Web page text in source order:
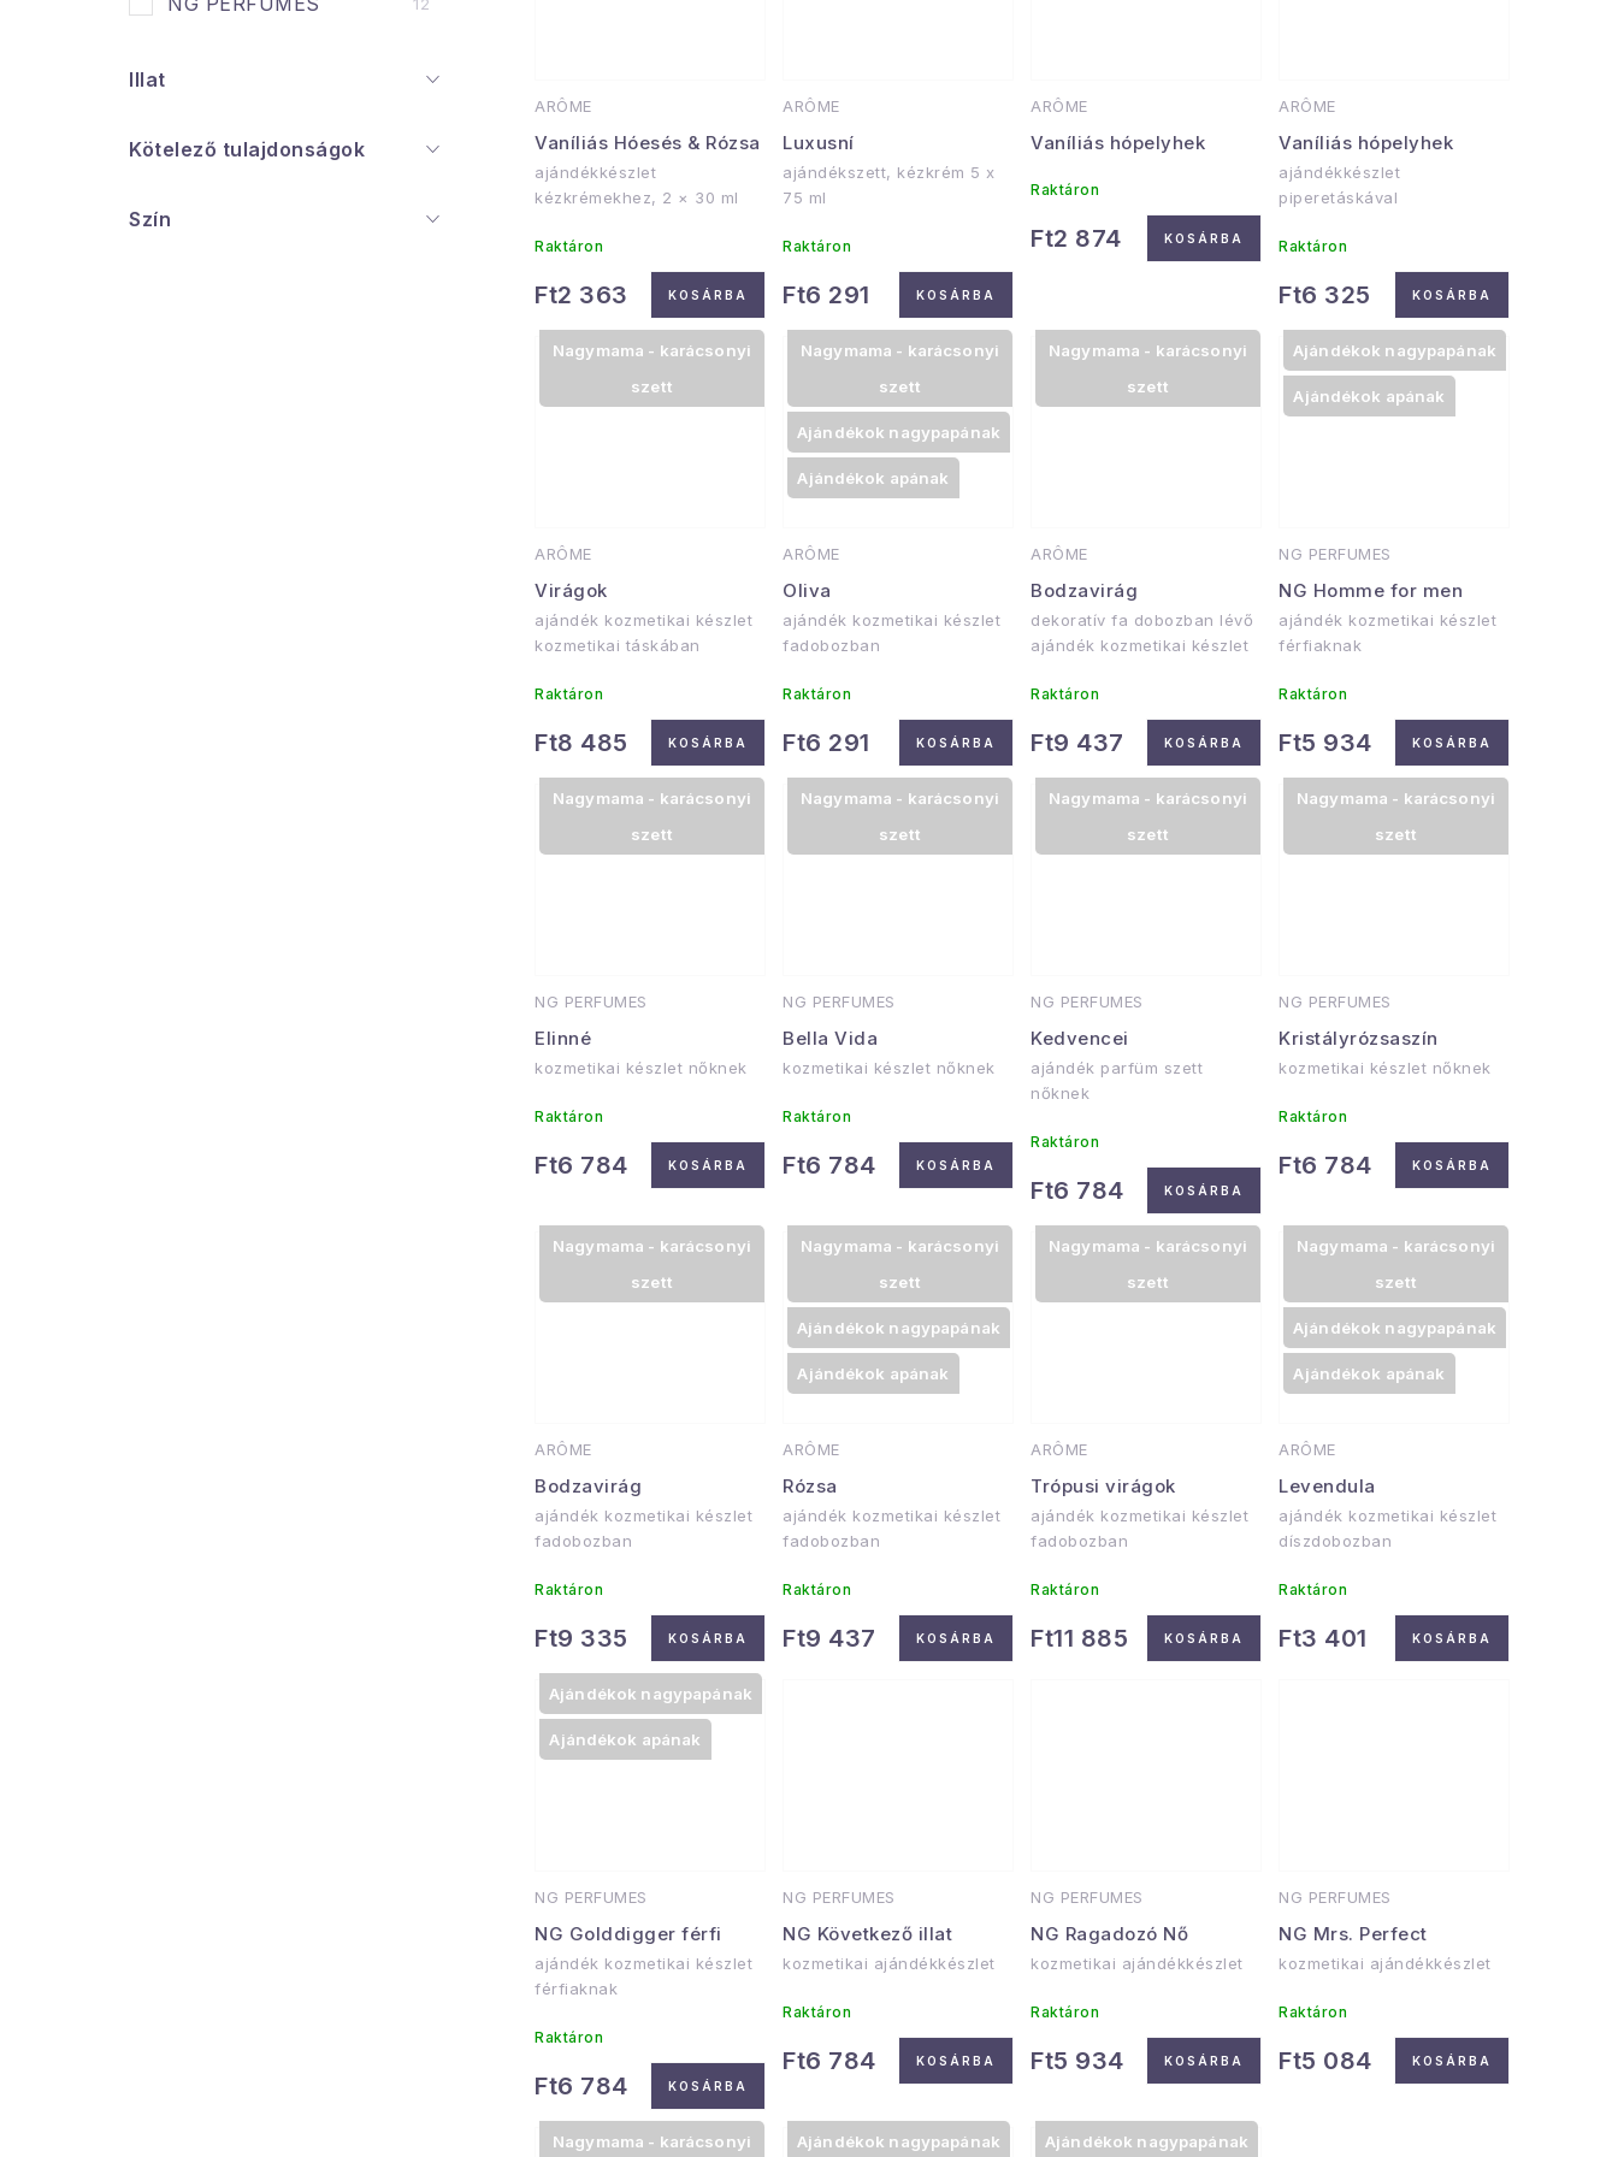
Illat
Kötelező tulajdonságok
Szín
a
ARÔME
Vaníliás Hóesés & Rózsa
ajándékkészlet
kézkrémekhez, 2 × 30 ml
Raktáron
Ft2 363 KOSÁRBA
ARÔME
Luxusní
ajándékszett, kézkrém 5 x
75 ml
Raktáron
Ft6 291 KOSÁRBA
ARÔME
Vaníliás hópelyhek
Raktáron
Ft2 874 KOSÁRBA
ARÔME
Vaníliás hópelyhek
ajándékkészlet
piperetáskával
Raktáron
Ft6 325 KOSÁRBA
ARÔME
Virágok
Nagymama - karácsonyi
szett
ajándék kozmetikai készlet
kozmetikai táskában
Raktáron
Ft8 485 KOSÁRBA
ARÔME
Oliva
Nagymama - karácsonyi
szett
Ajándékok nagypapának
Ajándékok apának
ajándék kozmetikai készlet
fadobozban
Raktáron
Ft6 291 KOSÁRBA
ARÔME
Bodzavirág
Nagymama - karácsonyi
szett
dekoratív fa dobozban lévő
ajándék kozmetikai készlet
Raktáron
Ft9 437 KOSÁRBA
NG PERFUMES
NG Homme for men
Ajándékok nagypapának
Ajándékok apának
ajándék kozmetikai készlet
férfiaknak
Raktáron
Ft5 934 KOSÁRBA
NG PERFUMES
Elinné
Nagymama - karácsonyi
szett
kozmetikai készlet nőknek
Raktáron
Ft6 784 KOSÁRBA
NG PERFUMES
Bella Vida
Nagymama - karácsonyi
szett
kozmetikai készlet nőknek
Raktáron
Ft6 784 KOSÁRBA
NG PERFUMES
Kedvencei
Nagymama - karácsonyi
szett
ajándék parfüm szett
nőknek
Raktáron
Ft6 784 KOSÁRBA
NG PERFUMES
Kristályrózsaszín
Nagymama - karácsonyi
szett
kozmetikai készlet nőknek
Raktáron
Ft6 784 KOSÁRBA
ARÔME
Bodzavirág
Nagymama - karácsonyi
szett
ajándék kozmetikai készlet
fadobozban
Raktáron
Ft9 335 KOSÁRBA
ARÔME
Rózsa
Nagymama - karácsonyi
szett
Ajándékok nagypapának
Ajándékok apának
ajándék kozmetikai készlet
fadobozban
Raktáron
Ft9 437 KOSÁRBA
ARÔME
Trópusi virágok
Nagymama - karácsonyi
szett
ajándék kozmetikai készlet
fadobozban
Raktáron
Ft11 885 KOSÁRBA
ARÔME
Levendula
Nagymama - karácsonyi
szett
Ajándékok nagypapának
Ajándékok apának
ajándék kozmetikai készlet
díszdobozban
Raktáron
Ft3 401 KOSÁRBA
NG PERFUMES
NG Golddigger férfi
Ajándékok nagypapának
Ajándékok apának
ajándék kozmetikai készlet
férfiaknak
Raktáron
Ft6 784 KOSÁRBA
NG PERFUMES
NG Következő illat
kozmetikai ajándékkészlet
Raktáron
Ft6 784 KOSÁRBA
NG PERFUMES
NG Ragadozó Nő
kozmetikai ajándékkészlet
Raktáron
Ft5 934 KOSÁRBA
NG PERFUMES
NG Mrs. Perfect
kozmetikai ajándékkészlet
Raktáron
Ft5 084 KOSÁRBA
Nagymama - karácsonyi Ajándékok nagypapának Ajándékok nagypapának